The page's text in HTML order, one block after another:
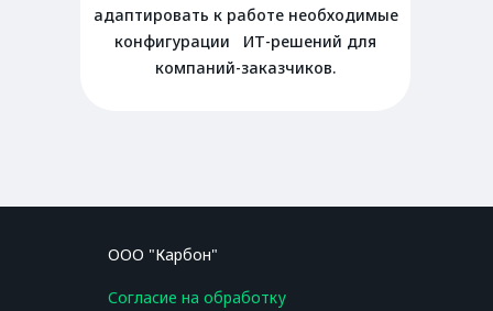
адаптировать к работе необходимые
конфигурации ИТ-решений для
компаний-заказчиков.
ООО "Карбон"
Согласие на обработку